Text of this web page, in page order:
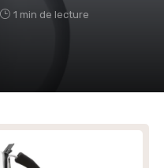
1 min de lecture